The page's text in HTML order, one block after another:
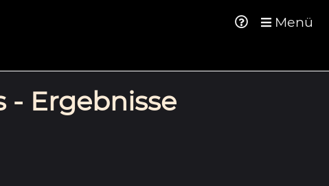
Menü
- Ergebnisse